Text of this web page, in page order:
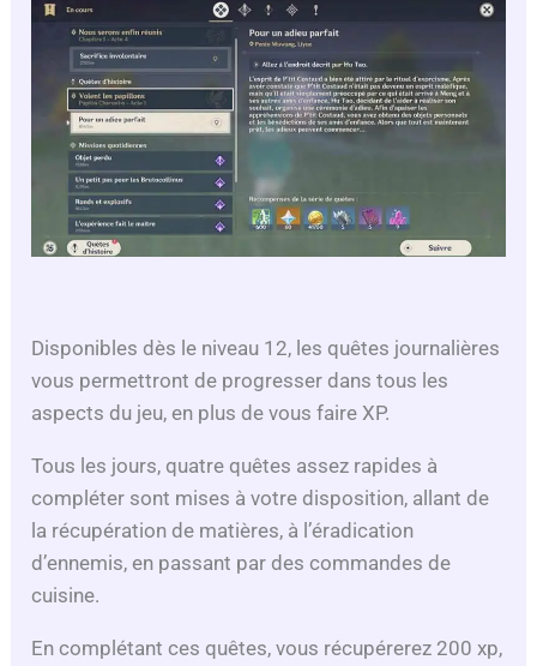
Disponibles dès le niveau 12, les quêtes journalières
vous permettront de progresser dans tous les
aspects du jeu, en plus de vous faire XP.
Tous les jours, quatre quêtes assez rapides à
compléter sont mises à votre disposition, allant de
la récupération de matières, à l’éradication
d’ennemis, en passant par des commandes de
cuisine.
En complétant ces quêtes, vous récupérerez 200 xp,